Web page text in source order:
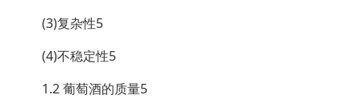
(3)复杂性5
(4)不稳定性5
1.2 葡萄酒的质量5